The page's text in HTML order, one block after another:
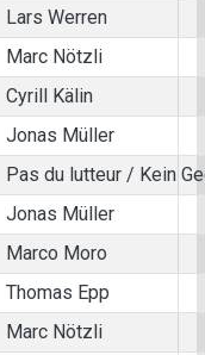
Lars Werren
Marc Nötzli
Cyrill Kälin
Jonas Müller
Pas du lutteur / Kein
Jonas Müller
Marco Moro
Thomas Epp
Marc Nötzli